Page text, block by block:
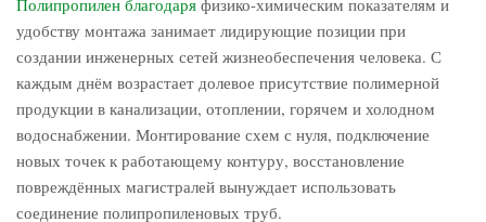
удобству монтажа занимает лидирующие позиции при
создании инженерных сетей жизнеобеспечения человека. С
каждым днём возрастает долевое присутствие полимерной
продукции в канализации, отоплении, горячем и холодном
водоснабжении. Монтирование схем с нуля, подключение
новых точек к работающему контуру, восстановление
повреждённых магистралей вынуждает использовать
соединение полипропиленовых труб.